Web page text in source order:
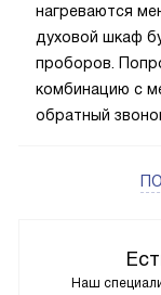
Наш
нагреваются
духовой шкаф
проборов.
комбинацию с
обратный